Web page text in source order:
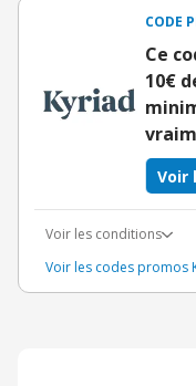
CODE
Ce
10€
Voir
Voir les conditions
Voir les codes promos